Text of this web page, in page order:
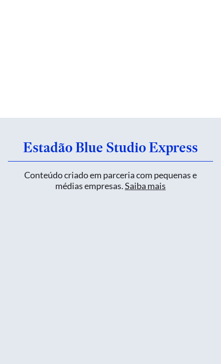
Estadão Blue Studio Express
Conteúdo criado em parceria com pequenas e
médias empresas.Saiba mais